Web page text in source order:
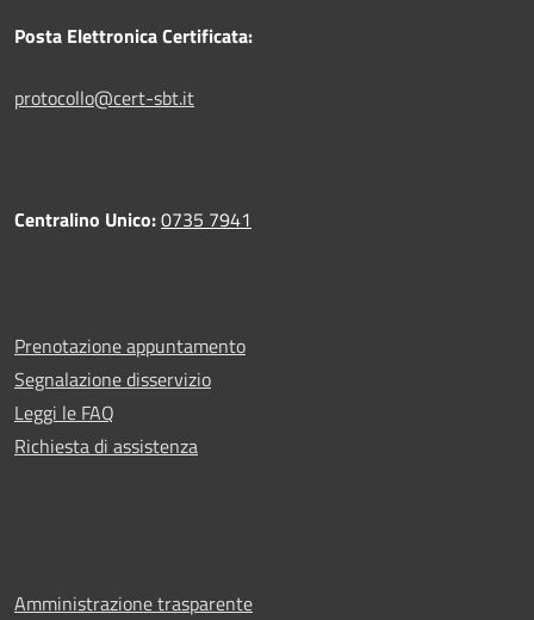
Posta Elettronica Certificata:
protocollo@cert-sbt.it
Centralino Unico:0735 7941
Prenotazione appuntamento
Segnalazione disservizio
Leggi le FAQ
Richiesta di assistenza
Amministrazione trasparente